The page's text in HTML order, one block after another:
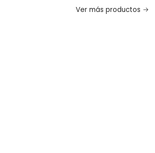
Ver más productos